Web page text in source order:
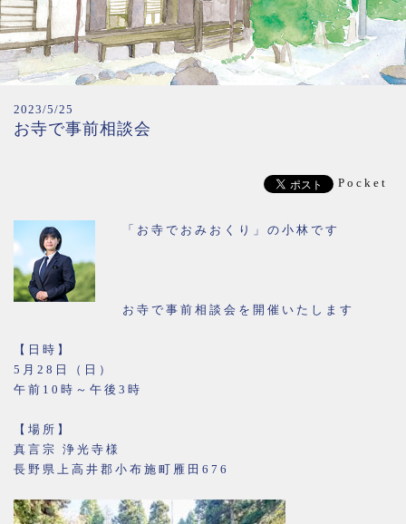
2023/5/25
お寺で事前相談会
Pocket
「お寺でおみおくり」の小林です
お寺で事前相談会を開催いたします
【日時】
5月28日（日）
午前10時～午後3時
【場所】
真言宗 浄光寺様
長野県上高井郡小布施町雁田676